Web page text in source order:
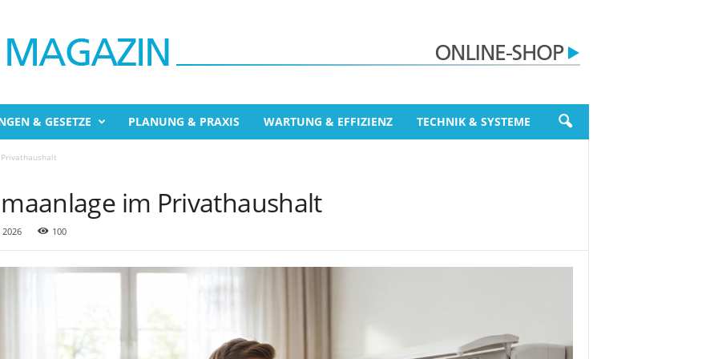
& GESETZE PLANUNG & PRAXIS WARTUNG & EFFIZIENZ TECHNIK & SYSTEME
im Privathaushalt
100